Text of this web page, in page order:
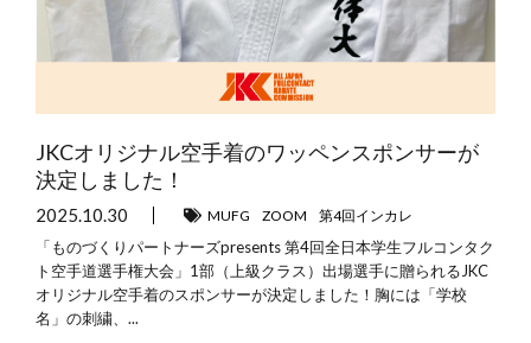
JKCオリジナル空手着のワッペンスポンサーが
決定しました！
2025.10.30 MUFG ZOOM 第4回インカレ
「ものづくりパートナーズpresents 第4回全日本学生フルコンタク
ト空手道選手権大会」1部（上級クラス）出場選手に贈られるJKC
オリジナル空手着のスポンサーが決定しました！胸には「学校
名」の刺繍、...